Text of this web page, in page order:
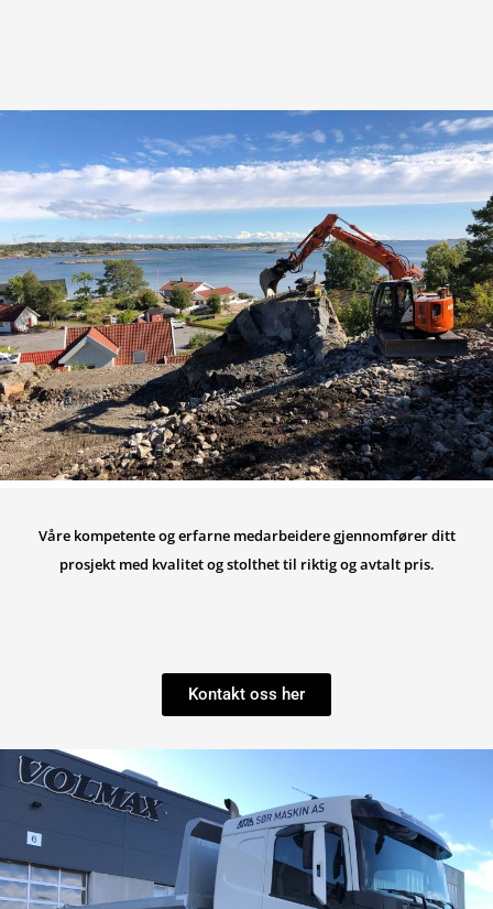
Våre kompetente og erfarne medarbeidere gjennomfører ditt
prosjekt med kvalitet og stolthet til riktig og avtalt pris.
Kontakt oss her